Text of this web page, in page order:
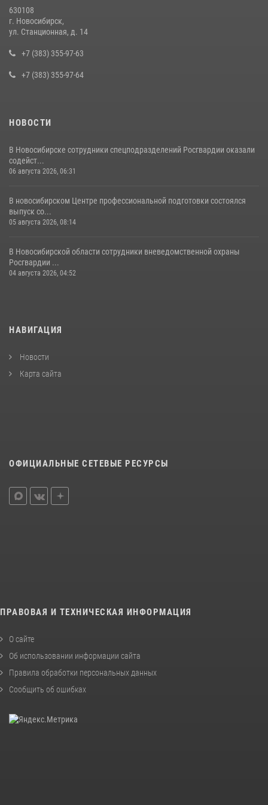
В Новосибирске при силовой поддержке сотрудников СОБР
совершении противоправных действий в отношении сотрудников
630108
г. Новосибирск,
ул. Станционная, д. 14
+7 (383) 355-97-63
+7 (383) 355-97-64
НОВОСТИ
В Новосибирске сотрудники спецподразделений Росгвардии оказали
содейст...
06 августа 2026, 06:31
В новосибирском Центре профессиональной подготовки состоялся
выпуск со...
05 августа 2026, 08:14
В Новосибирской области сотрудники вневедомственной охраны
Росгвардии ...
04 августа 2026, 04:52
НАВИГАЦИЯ
Новости
Карта сайта
ОФИЦИАЛЬНЫЕ СЕТЕВЫЕ РЕСУРСЫ
ПРАВОВАЯ И ТЕХНИЧЕСКАЯ ИНФОРМАЦИЯ
О сайте
Об использовании информации сайта
Правила обработки персональных данных
Сообщить об ошибках